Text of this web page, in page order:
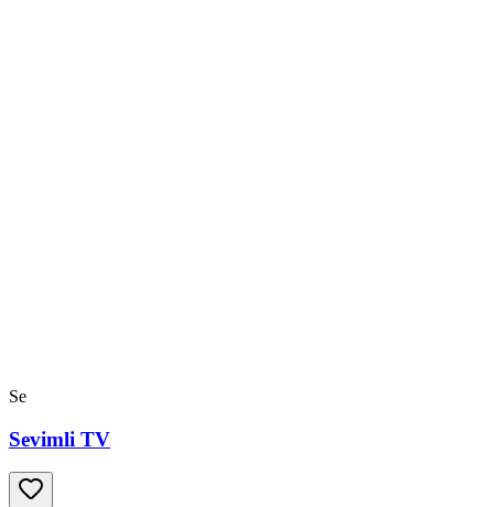
Se
Sevimli TV